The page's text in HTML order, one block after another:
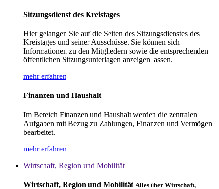
Sitzungsdienst des Kreistages
Hier gelangen Sie auf die Seiten des Sitzungsdienstes des
Kreistages und seiner Ausschüsse. Sie können sich
Informationen zu den Mitgliedern sowie die entsprechenden
öffentlichen Sitzungsunterlagen anzeigen lassen.
mehr erfahren
Finanzen und Haushalt
Im Bereich Finanzen und Haushalt werden die zentralen
Aufgaben mit Bezug zu Zahlungen, Finanzen und Vermögen
bearbeitet.
mehr erfahren
Wirtschaft, Region und Mobilität
Wirtschaft, Region und Mobilität Alles über Wirtschaft,